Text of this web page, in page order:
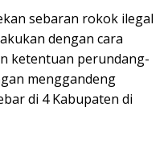
sebaran rokok ilegal
dengan cara
ketentuan perundang-
menggandeng
di 4 Kabupaten di